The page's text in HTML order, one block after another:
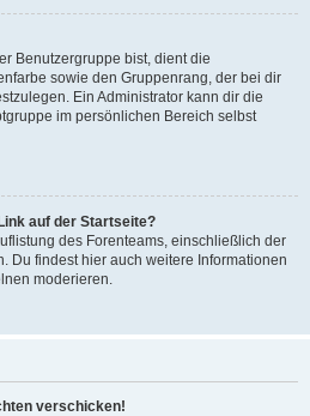
Benutzergruppe bist, dient die
sowie den Gruppenrang, der bei dir
Ein Administrator kann dir die
im persönlichen Bereich selbst
auf der Startseite?
des Forenteams, einschließlich der
Du findest hier auch weitere Informationen
moderieren.
verschicken!